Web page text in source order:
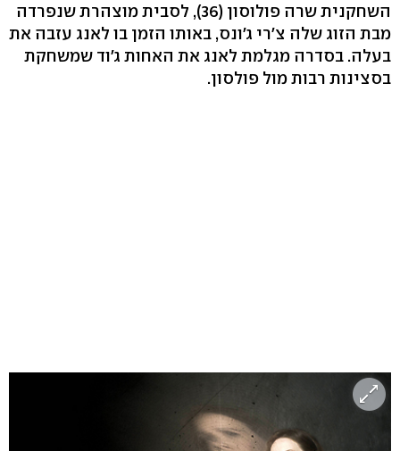
השחקנית שרה פולוסון (36), לסבית מוצהרת שנפרדה
מבת הזוג שלה צ'רי ג'ונס, באותו הזמן בו לאנג עזבה את
בעלה. בסדרה מגלמת לאנג את האחות ג'וד שמשחקת
בסצינות רבות מול פולסון.